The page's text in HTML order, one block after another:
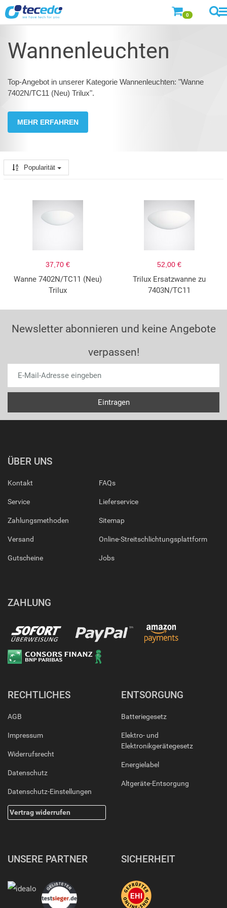
0
Wannenleuchten
Top-Angebot in unserer Kategorie Wannenleuchten: "Wanne
7402N/TC11 (Neu) Trilux".
MEHR ERFAHREN
Popularität
37,70 €
Wanne 7402N/TC11 (Neu)
Trilux
52,00 €
Trilux Ersatzwanne zu
7403N/TC11
Newsletter abonnieren und keine Angebote
verpassen!
ÜBER UNS
Kontakt
Service
Zahlungsmethoden
Versand
Gutscheine
FAQs
Lieferservice
Sitemap
Online-Streitschlichtungsplattform
Jobs
ZAHLUNG
RECHTLICHES
AGB
Impressum
Widerrufsrecht
Datenschutz
Datenschutz-Einstellungen
Vertrag widerrufen
ENTSORGUNG
Batteriegesetz
Elektro- und
Elektronikgerätegesetz
Energielabel
Altgeräte-Entsorgung
UNSERE PARTNER SICHERHEIT